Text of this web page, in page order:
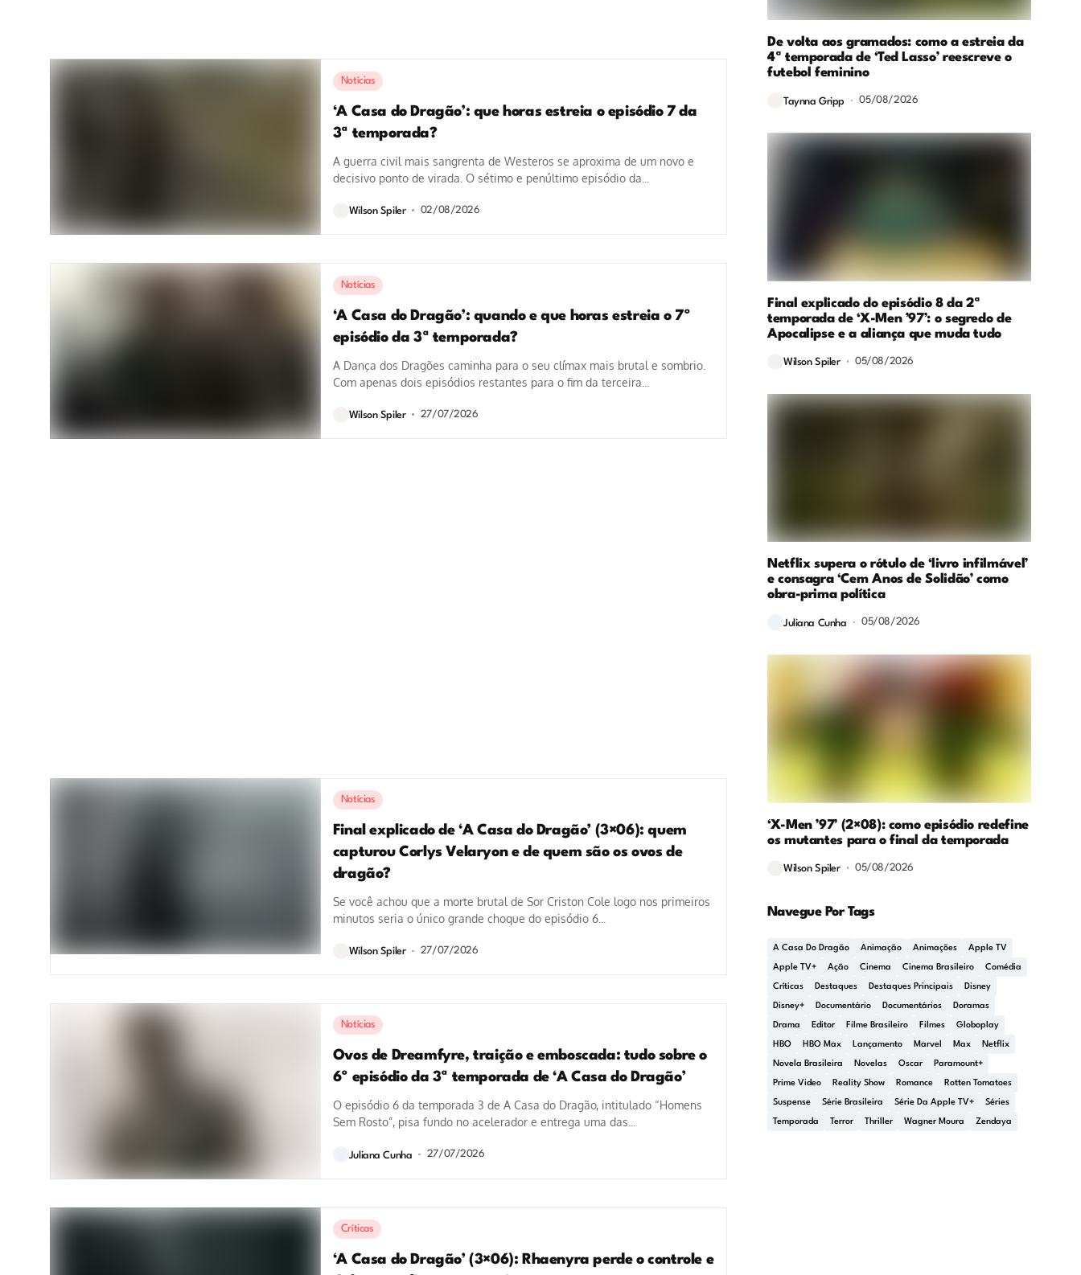
Notícias
‘A Casa do Dragão’: que horas estreia o episódio 7 da
3ª temporada?
A guerra civil mais sangrenta de Westeros se aproxima de um novo e
decisivo ponto de virada. O sétimo e penúltimo episódio da...
Wilson Spiler 02/08/2026
Notícias
‘A Casa do Dragão’: quando e que horas estreia o 7º
episódio da 3ª temporada?
A Dança dos Dragões caminha para o seu clímax mais brutal e sombrio.
Com apenas dois episódios restantes para o fim da terceira...
Wilson Spiler 27/07/2026
Notícias
Final explicado de ‘A Casa do Dragão’ (3×06): quem
capturou Corlys Velaryon e de quem são os ovos de
dragão?
Se você achou que a morte brutal de Sor Criston Cole logo nos primeiros
minutos seria o único grande choque do episódio 6...
Wilson Spiler 27/07/2026
Notícias
Ovos de Dreamfyre, traição e emboscada: tudo sobre o
6º episódio da 3ª temporada de ‘A Casa do Dragão’
O episódio 6 da temporada 3 de A Casa do Dragão, intitulado “Homens
Sem Rosto”, pisa fundo no acelerador e entrega uma das...
Juliana Cunha 27/07/2026
Críticas
‘A Casa do Dragão’ (3×06): Rhaenyra perde o controle e
De volta aos gramados: como a estreia da
4ª temporada de ‘Ted Lasso’ reescreve o
futebol feminino
Taynna Gripp 05/08/2026
Final explicado do episódio 8 da 2ª
temporada de ‘X-Men ’97’: o segredo de
Apocalipse e a aliança que muda tudo
Wilson Spiler 05/08/2026
Netflix supera o rótulo de ‘livro infilmável’
e consagra ‘Cem Anos de Solidão’ como
obra-prima política
Juliana Cunha 05/08/2026
‘X-Men ’97’ (2×08): como episódio redefine
os mutantes para o final da temporada
Wilson Spiler 05/08/2026
Navegue Por Tags
A Casa Do Dragão Animação Animações Apple TV
Apple TV+ Ação Cinema Cinema Brasileiro Comédia
Críticas Destaques Destaques Principais Disney
Disney+ Documentário Documentários Doramas
Drama Editor Filme Brasileiro Filmes Globoplay
HBO HBO Max Lançamento Marvel Max Netflix
Novela Brasileira Novelas Oscar Paramount+
Prime Video Reality Show Romance Rotten Tomatoes
Suspense Série Brasileira Série Da Apple TV+ Séries
Temporada Terror Thriller Wagner Moura Zendaya